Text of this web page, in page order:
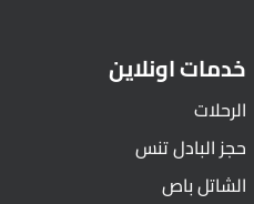
خدمات اونلاين
الرحلات
حجز البادل تنس
الشاتل باص